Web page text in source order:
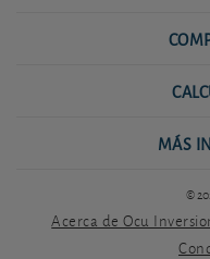
MÁS
©
Acerca de Ocu